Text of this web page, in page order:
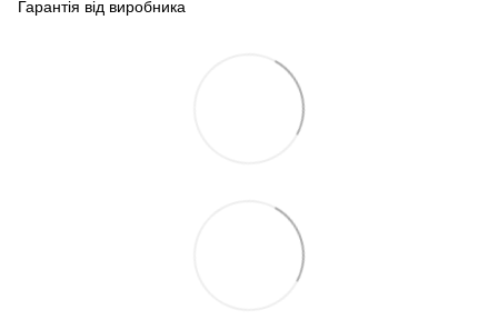
Гарантія від виробника